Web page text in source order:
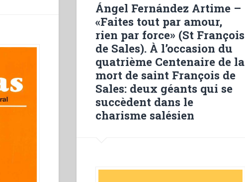
Ángel Fernández Artime –
«Faites tout par amour,
rien par force» (St François
de Sales). À l’occasion du
quatrième Centenaire de la
mort de saint François de
Sales: deux géants qui se
succèdent dans le
charisme salésien